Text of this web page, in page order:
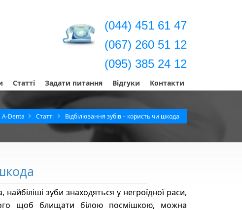
(044) 451 61 47
(067) 260 51 12
(095) 385 24 12
Статті Задати питання Відгуки Контакти
A-Denta Статті Відбілювання зубів – користь чи шкода
зуби знаходяться у негроїдної раси,
щоб блищати білою посмішкою, можна